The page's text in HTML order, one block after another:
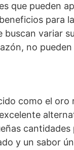
que pueden
para
buscan variar
no
como el
y un sabor